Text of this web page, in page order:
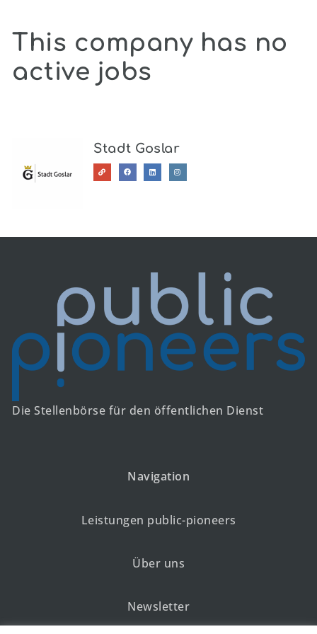
This company has no
active jobs
Stadt Goslar
Die Stellenbörse für den öffentlichen Dienst
Navigation
Leistungen public-pioneers
Über uns
Newsletter